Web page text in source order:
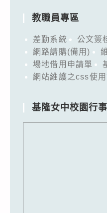
教職員專區
差勤系統 公文簽
網路請購(備用)
場地借用申請單
網站維護之css使用
基隆女中校園行